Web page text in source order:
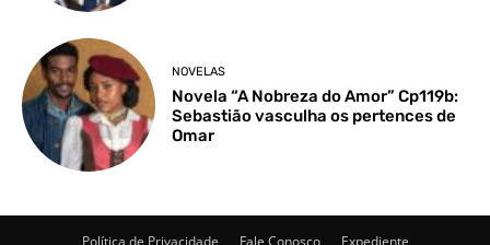
NOVELAS
Novela “A Nobreza do Amor” Cp119b:
Sebastião vasculha os pertences de
Omar